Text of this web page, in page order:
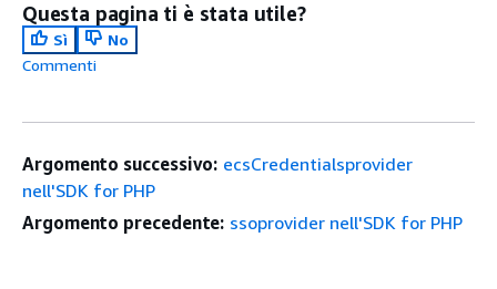
Questa pagina ti è stata utile?
Sì
No
Commenti
Argomento successivo: ecsCredentialsprovider
nell'SDK for PHP
Argomento precedente: ssoprovider nell'SDK for PHP